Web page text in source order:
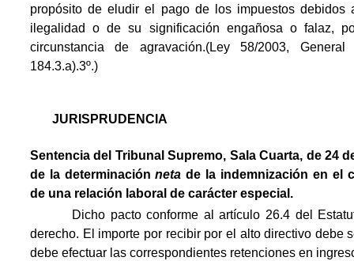
propósito de eludir el pago de los impuestos
ilegalidad o de su significación engañosa o falaz,
circunstancia de agravación.(Ley 58/2003,
184.3.a).3º.)
JURISPRUDENCIA
Sentencia del Tribunal Supremo, Sala Cuarta, de 24
de la determinaciónnetade la indemnización en el
de una relación laboral de carácter especial.
Dicho pacto conforme al artículo 26.4 del
derecho. El importe por recibir por el alto directivo debe
debe efectuar las correspondientes retenciones en